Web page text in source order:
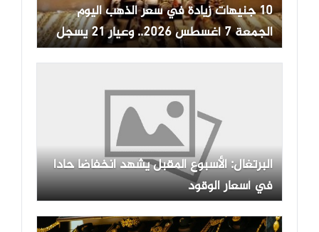
10 جنيهات زيادة في سعر الذهب اليوم
الجمعة 7 أغسطس 2026.. وعيار 21 يسجل
5970 جنيها
البرتغال: الأسبوع المقبل يشهد انخفاضا حادا
في أسعار الوقود